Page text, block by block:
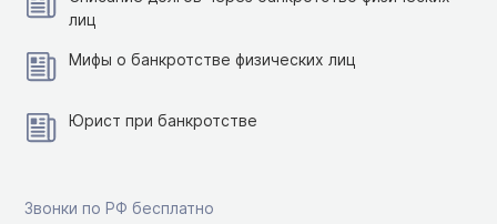
лиц
Мифы о банкротстве физических лиц
Юрист при банкротстве
Звонки по РФ бесплатно